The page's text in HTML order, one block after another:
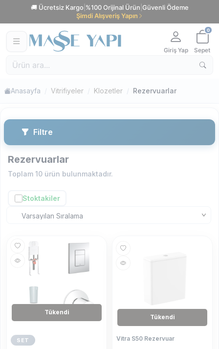
🚚 Ücretsiz Kargo %100 Orijinal Ürün Güvenli Ödeme
Şimdi Alışveriş Yapın
Giriş Yap
0
Sepet
Anasayfa Vitrifiyeler Klozetler Rezervuarlar
Filtre
Rezervuarlar
Toplam 10 ürün bulunmaktadır.
Stoktakiler
Tükendi
SET
Tükendi
Vitra S50 Rezervuar